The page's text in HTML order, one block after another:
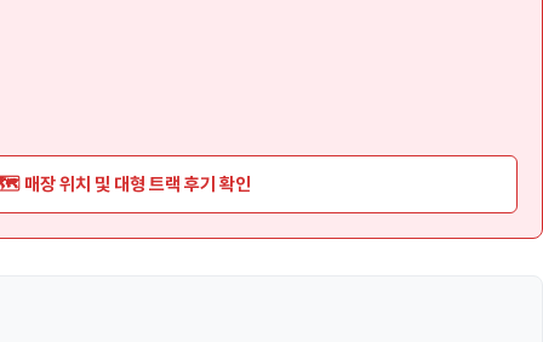
매장 위치 및 대형 트랙 후기 확인